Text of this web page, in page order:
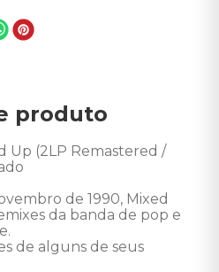
produto
Up (2LP Remastered /
de 1990, Mixed
da banda de pop e
de alguns de seus